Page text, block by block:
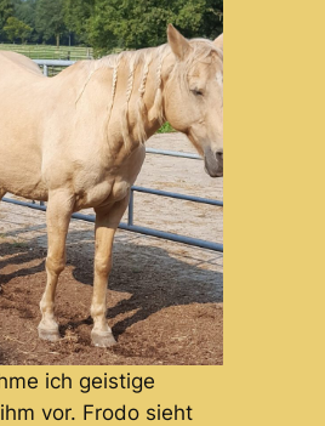
ich geistige
vor. Frodo sieht